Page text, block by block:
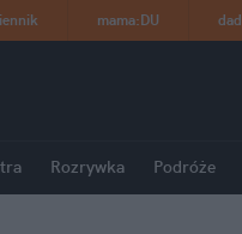
mama:DU dad
Rozrywka Podróże